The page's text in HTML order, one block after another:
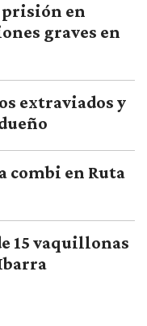
prisión en
graves en
extraviados y
combi en Ruta
15 vaquillonas